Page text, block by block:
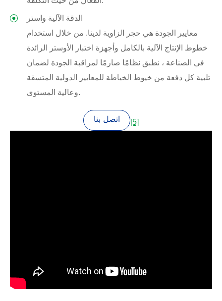
الدقة الآلية واستر
معايير الجودة هي حجر الزاوية لدينا. من خلال استخدام
خطوط الإنتاج الآلية بالكامل وأجهزة اختبار الأوستر الرائدة
في الصناعة ، نطبق نظامًا صارمًا لمراقبة الجودة لضمان
تلبية كل دفعة من خيوط الخياطة للمعايير الدولية المتسقة
وعالية المستوى.
اتصل بنا [5]